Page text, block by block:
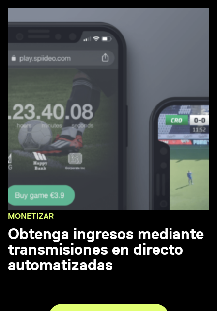
MONETIZAR
Obtenga ingresos mediante
transmisiones en directo
automatizadas